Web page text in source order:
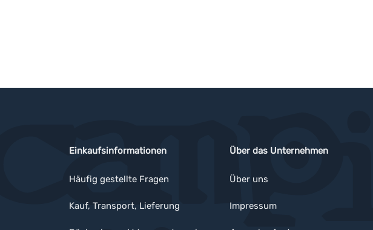
Einkaufsinformationen
Häufig gestellte Fragen
Kauf, Transport, Lieferung
Über das Unternehmen
Über uns
Impressum